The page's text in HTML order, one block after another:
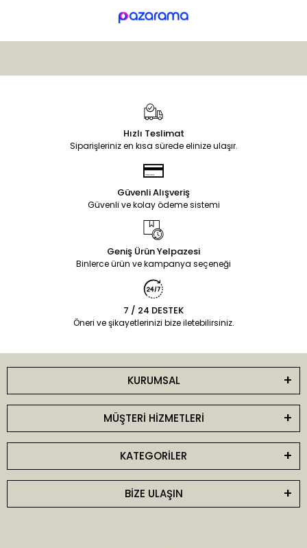
Hızlı Teslimat
Siparişleriniz en kısa sürede elinize ulaşır.
Güvenli Alışveriş
Güvenli ve kolay ödeme sistemi
Geniş Ürün Yelpazesi
Binlerce ürün ve kampanya seçeneği
7 / 24 DESTEK
Öneri ve şikayetlerinizi bize iletebilirsiniz.
KURUMSAL
MÜŞTERİ HİZMETLERİ
KATEGORİLER
BİZE ULAŞIN